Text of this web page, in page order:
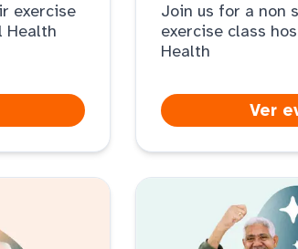
exercise
Health
Join us for a non
exercise class
Health
Ver